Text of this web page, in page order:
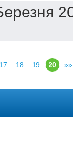
17 18 19 20 »»